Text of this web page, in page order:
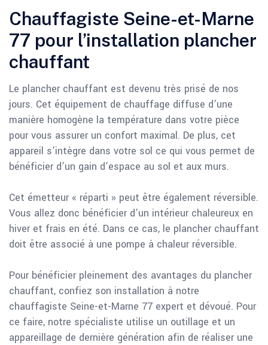
Chauffagiste Seine-et-Marne
77 pour l’installation plancher
chauffant
Le plancher chauffant est devenu très prisé de nos
jours. Cet équipement de chauffage diffuse d’une
manière homogène la température dans votre pièce
pour vous assurer un confort maximal. De plus, cet
appareil s’intègre dans votre sol ce qui vous permet de
bénéficier d’un gain d’espace au sol et aux murs.
Cet émetteur « réparti » peut être également réversible.
Vous allez donc bénéficier d’un intérieur chaleureux en
hiver et frais en été. Dans ce cas, le plancher chauffant
doit être associé à une pompe à chaleur réversible.
Pour bénéficier pleinement des avantages du plancher
chauffant, confiez son installation à notre
chauffagiste Seine-et-Marne 77 expert et dévoué. Pour
ce faire, notre spécialiste utilise un outillage et un
appareillage de dernière génération afin de réaliser une